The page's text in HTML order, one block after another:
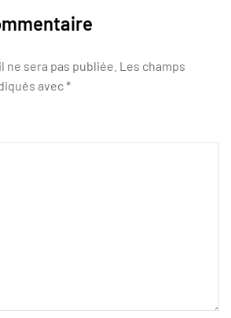
ne sera pas publiée. Les champs
avec*